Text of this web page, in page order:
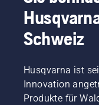
Schweiz
Husqvarna ist
Innovation
Produkte für